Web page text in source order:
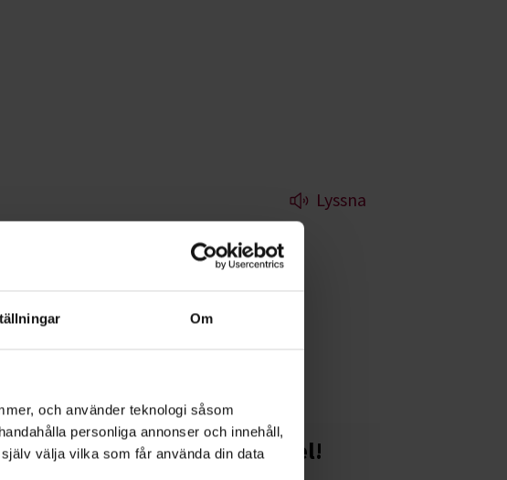
Om
och använder teknologi såsom
personliga annonser och innehåll,
välja vilka som får använda din data
Lyssna
ned, gå in i dig själv
Starta en studiecirkel!